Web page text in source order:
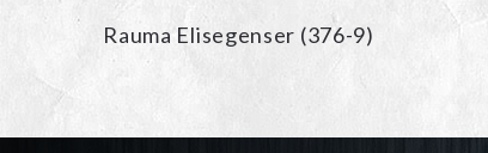
Rauma Elisegenser (376-9)